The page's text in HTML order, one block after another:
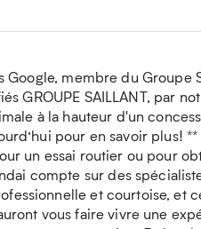
membre du Groupe
GROUPE SAILLANT, par
à la hauteur d'un
pour en savoir plus! **
un essai routier ou pour
compte sur des
et courtoise, et
vous faire vivre une